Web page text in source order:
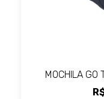
MOCHILA GO